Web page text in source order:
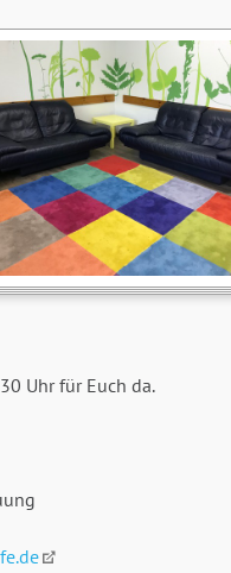
Uhr für Euch da.